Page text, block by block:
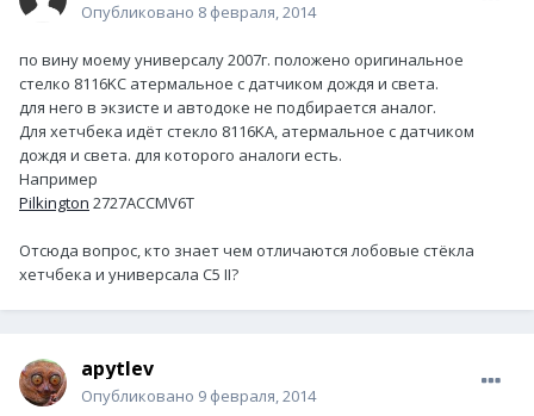
Опубликовано 8 февраля, 2014
по вину моему универсалу 2007г. положено оригинальное
стелко 8116KC атермальное с датчиком дождя и света.
для него в экзисте и автодоке не подбирается аналог.
Для хетчбека идёт стекло 8116KA, атермальное с датчиком
дождя и света. для которого аналоги есть.
Например
Pilkington 2727ACCMV6T
Отсюда вопрос, кто знает чем отличаются лобовые стёкла
хетчбека и универсала С5 II?
apytlev
Опубликовано 9 февраля, 2014